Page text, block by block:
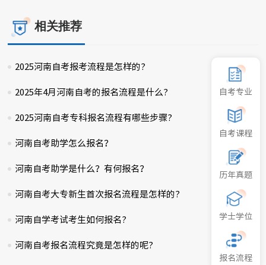
自考专业
自考课程
历年真题
学士学位
报名流程
相关推荐
2025-02-16
2025河南自考报考流程是怎样的?
2024-12-02
2025年4月河南自考的报名流程是什么?
2025-07-27
2025河南自考专科报名流程有哪些步骤?
河南自考助学怎么报名？
2025-02-26
河南自考助学是什么？有何报名？
2025-04-12
河南自考大专新生首次报名流程是怎样的?
2024-09-09
河南自学考试考生如何报名?
2024-12-06
河南自考报名流程究竟是怎样的呢?